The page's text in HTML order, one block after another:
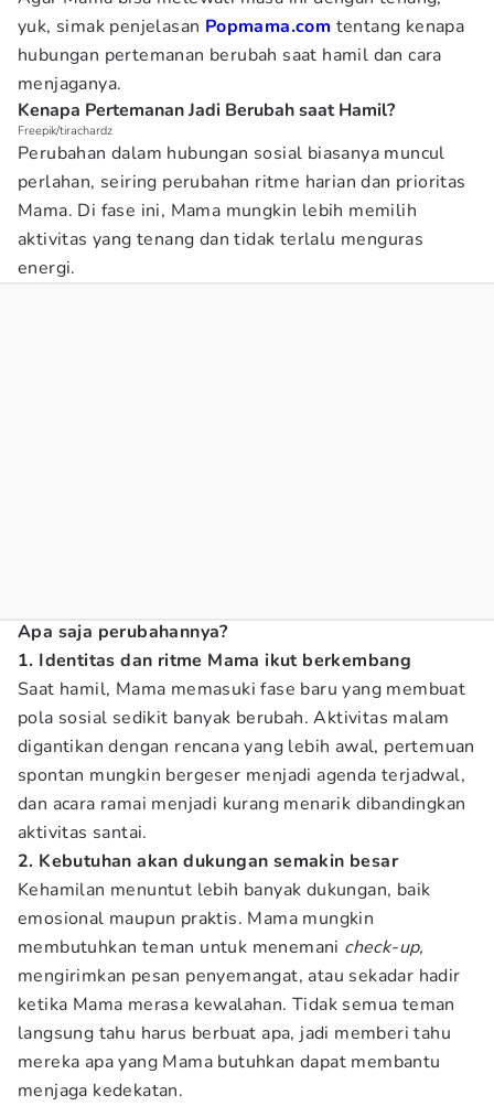
yuk, simak penjelasan Popmama.com tentang kenapa
hubungan pertemanan berubah saat hamil dan cara
menjaganya.
Kenapa Pertemanan Jadi Berubah saat Hamil?
Freepik/tirachardz
Perubahan dalam hubungan sosial biasanya muncul
perlahan, seiring perubahan ritme harian dan prioritas
Mama. Di fase ini, Mama mungkin lebih memilih
aktivitas yang tenang dan tidak terlalu menguras
energi.
Apa saja perubahannya?
1. Identitas dan ritme Mama ikut berkembang
Saat hamil, Mama memasuki fase baru yang membuat
pola sosial sedikit banyak berubah. Aktivitas malam
digantikan dengan rencana yang lebih awal, pertemuan
spontan mungkin bergeser menjadi agenda terjadwal,
dan acara ramai menjadi kurang menarik dibandingkan
aktivitas santai.
2. Kebutuhan akan dukungan semakin besar
Kehamilan menuntut lebih banyak dukungan, baik
emosional maupun praktis. Mama mungkin
membutuhkan teman untuk menemani check-up,
mengirimkan pesan penyemangat, atau sekadar hadir
ketika Mama merasa kewalahan. Tidak semua teman
langsung tahu harus berbuat apa, jadi memberi tahu
mereka apa yang Mama butuhkan dapat membantu
menjaga kedekatan.